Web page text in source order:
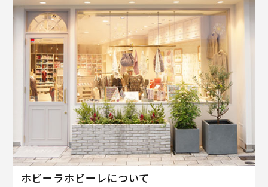
ホビーラホビーレについて